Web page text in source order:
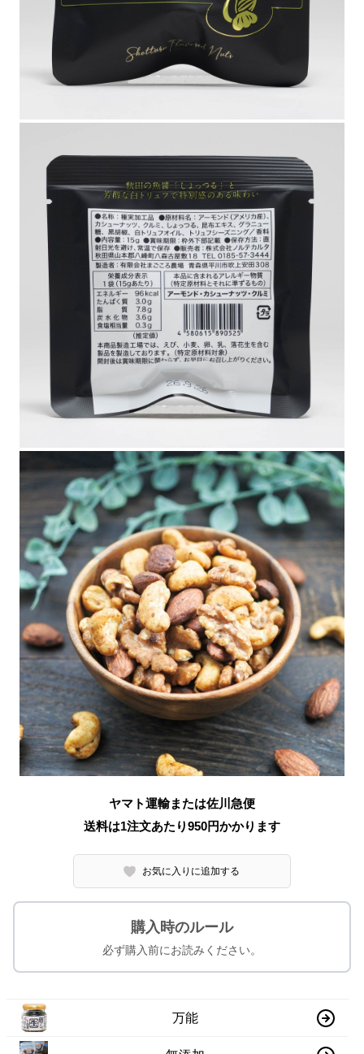
ヤマト運輸または佐川急便
送料は1注文あたり950円かかります
お気に入りに追加する
購入時のルール
必ず購入前にお読みください。
万能